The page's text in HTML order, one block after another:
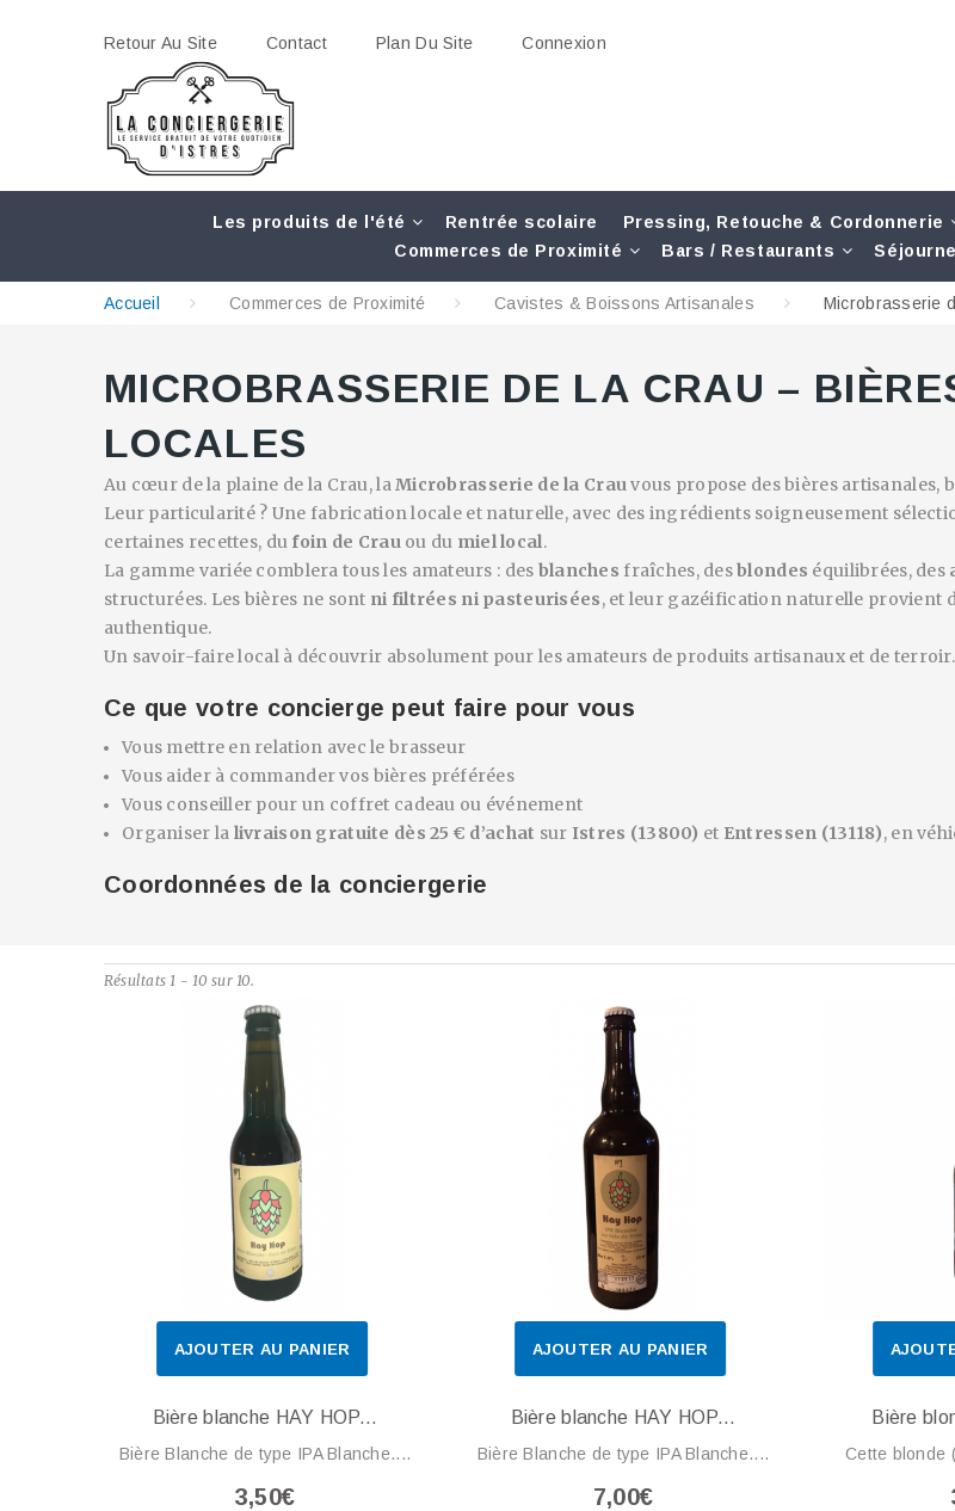
Retour Au Site Contact Plan Du Site Connexion
Les produits de l'été Rentrée scolaire Pressing, Retouche & Cordonnerie
Commerces de Proximité
Bars / Restaurants
Accueil Commerces de Proximité Cavistes & Boissons Artisanales Microbrasserie
MICROBRASSERIE DE LA CRAU –
LOCALES
Au cœur de la plaine de la Crau, laMicrobrasserie de la Crauvous propose des bières artisanales,
Leur particularité ? Une fabrication locale et naturelle, avec des ingrédients soigneusement
certaines recettes, du foin de Crauou du miel local.
La gamme variée comblera tous les amateurs : des blanches fraîches, desblondes équilibrées, des
structurées. Les bières ne sont ni filtrées ni pasteurisées, et leur gazéification naturelle provient
authentique.
Un savoir-faire local à découvrir absolument pour les amateurs de produits artisanaux et de terroir.
Ce que votre concierge peut faire pour vous
Vous mettre en relation avec le brasseur
Vous aider à commander vos bières préférées
Vous conseiller pour un coffret cadeau ou événement
Organiser la livraison gratuite dès 25 € d’achat sur Istres (13800) et Entressen (13118), en
Coordonnées de la conciergerie
Résultats 1 - 10 sur 10.
AJOUTER AU PANIER
Bière blanche HAY HOP...
Bière Blanche de type IPA Blanche....
3,50€
AJOUTER AU PANIER
Bière blanche HAY HOP...
Bière Blanche de type IPA Blanche....
7,00€
Bière
Cette blonde